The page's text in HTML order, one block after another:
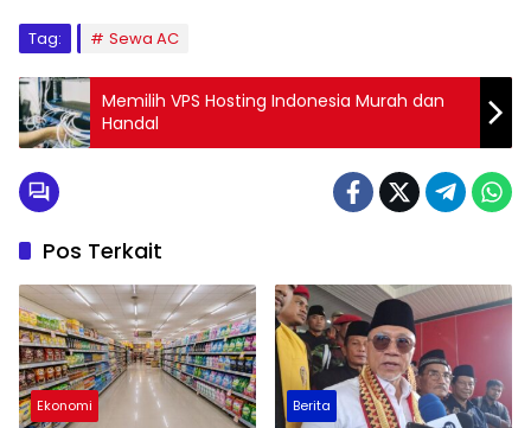
Tag: Sewa AC
Memilih VPS Hosting Indonesia Murah dan
Handal
Pos Terkait
Ekonomi Berita